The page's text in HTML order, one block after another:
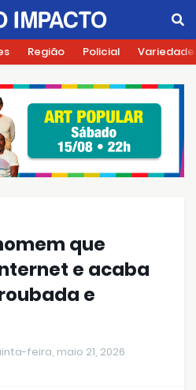
Região Policial
que
e acaba
e
feira, maio 21, 2026